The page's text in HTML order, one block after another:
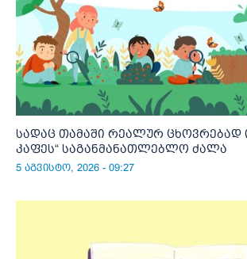
სადაც თამაში რეალურ ცხოვრებად
კაფეს“ საგანმანათლებლო ძალა
5 აგვისტო, 2026 - 09:27